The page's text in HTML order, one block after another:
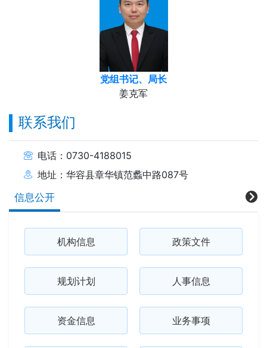
党组书记、局长
姜克军
联系我们
电话：0730-4188015
地址：华容县章华镇范蠡中路087号
信息公开
机构信息 政策文件
规划计划 人事信息
资金信息 业务事项